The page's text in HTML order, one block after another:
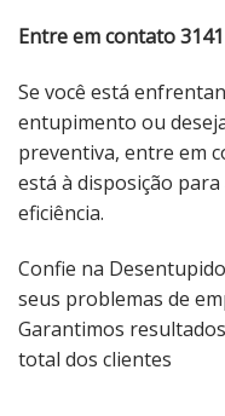
Entre em contato
Se você está
entupimento ou
preventiva, entre em
está à disposição
eficiência.
Confie na
seus problemas de
Garantimos
total dos clientes